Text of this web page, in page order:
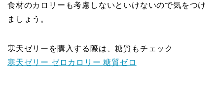
食材のカロリーも考慮しないといけないので気をつけ
ましょう。
寒天ゼリーを購入する際は、糖質もチェック
寒天ゼリー ゼロカロリー 糖質ゼロ